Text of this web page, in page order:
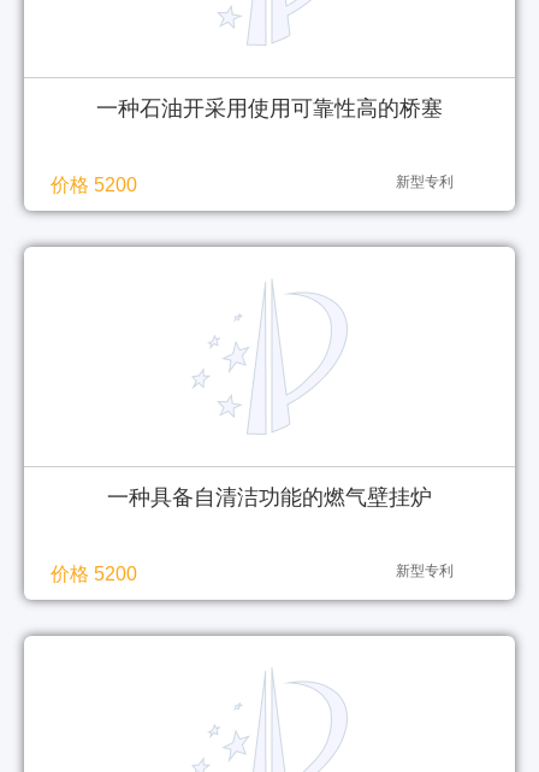
一种石油开采用使用可靠性高的桥塞
价格 5200 新型专利
一种具备自清洁功能的燃气壁挂炉
价格 5200 新型专利